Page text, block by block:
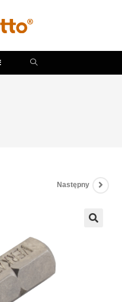
Następny